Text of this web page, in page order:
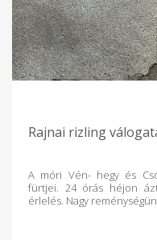
Rajnai rizling
A móri Vén- hegy és
fürtjei. 24 órás héjon
érlelés. Nagy